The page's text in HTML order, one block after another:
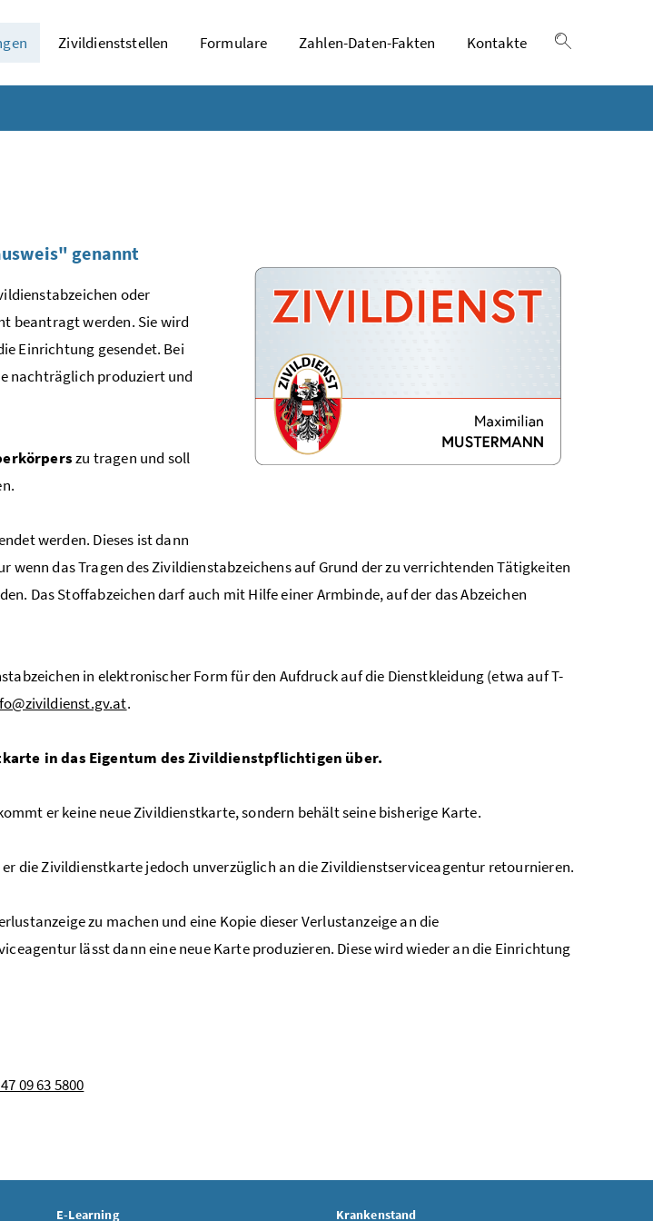
Zivildienststellen Formulare Zahlen-Daten-Fakten
Kontakte
genannt
oder
beantragt werden. Sie wird
Einrichtung gesendet. Bei
nachträglich produziert und
zu tragen und soll
werden. Dieses ist dann
das Tragen des Zivildienstabzeichens auf Grund der zu verrichtenden Tätigkeiten
Das Stoffabzeichen darf auch mit Hilfe einer Armbinde, auf der das Abzeichen
in elektronischer Form für den Aufdruck auf die Dienstkleidung (etwa auf T-
.
in das Eigentum des Zivildienstpflichtigen über.
er keine neue Zivildienstkarte, sondern behält seine bisherige Karte.
die Zivildienstkarte jedoch unverzüglich an die Zivildienstserviceagentur retournieren.
zu machen und eine Kopie dieser Verlustanzeige an die
lässt dann eine neue Karte produzieren. Diese wird wieder an die Einrichtung
09 63 5800
E-Learning Krankenstand